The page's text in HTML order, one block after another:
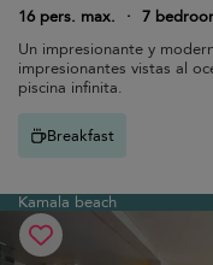
16 pers. max.
· 7
Un impresionante y
impresionantes vistas al
piscina infinita.
Breakfast
Kamala beach